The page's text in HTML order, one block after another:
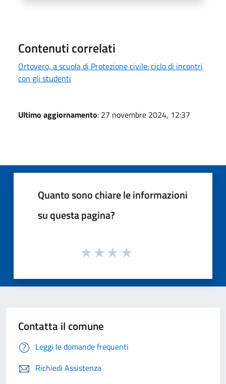
Contenuti correlati
Ortovero, a scuola di Protezione civile: ciclo di incontri
con gli studenti
Ultimo aggiornamento: 27 novembre 2024, 12:37
Quanto sono chiare le informazioni
su questa pagina?
Contatta il comune
Leggi le domande frequenti
Richiedi Assistenza